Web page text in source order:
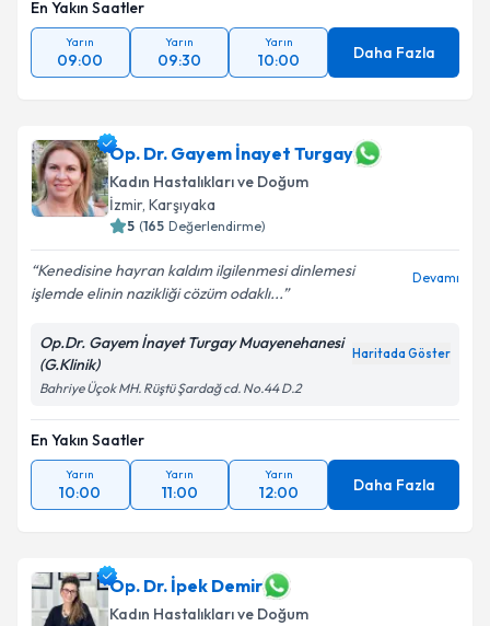
En Yakın Saatler
Yarın
09:00
Yarın
09:30
Yarın
10:00 Daha Fazla
Op. Dr. Gayem İnayet Turgay
Kadın Hastalıkları ve Doğum
İzmir, Karşıyaka
5 (165 Değerlendirme)
Kenedisine hayran kaldım ilgilenmesi dinlemesi
işlemde elinin nazikliği cözüm odaklı...
Devamı
Op.Dr. Gayem İnayet Turgay Muayenehanesi
(G.Klinik)
Haritada Göster
Bahriye Üçok MH. Rüştü Şardağ cd. No.44 D.2
En Yakın Saatler
Yarın
10:00
Yarın
11:00
Yarın
12:00 Daha Fazla
Op. Dr. İpek Demir
Kadın Hastalıkları ve Doğum